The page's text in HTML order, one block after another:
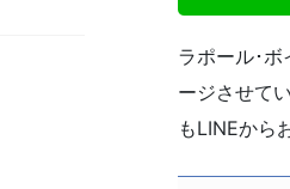
ラポール･
ージさせて
もLINEから